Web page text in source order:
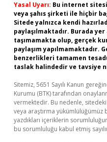
Yasal Uyarı: Bu internet
veya şahıs şirketi ile hiçbir
Sitede yalnızca kendi
paylaşılmaktadır. Burada
taşımamakta olup, gerçek
paylaşım yapılmamaktadır.
benzerlikleri tamamen
taslak halindedir ve tavsiye
Sitemiz, 5651 Sayılı Kanun
Kurumu (BTK) tarafından
vermektedir. Bu nedenle,
veya araştırma yükümlülüğümüz
yazdıkları içeriklerin
bu sorumluluğu kabul etmiş